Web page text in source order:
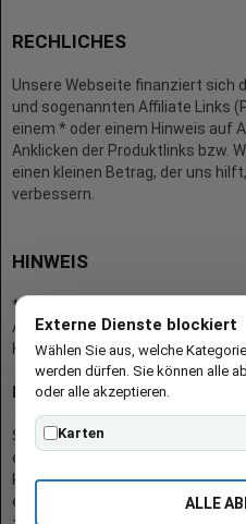
RECHLICHES
Unsere Webseite finanziert sich
und sogenannten Affiliate Links
einem * oder einem Hinweis auf
Anklicken der Produktlinks bzw.
einen kleinen Betrag, der uns
verbessern.
HINWEIS
* = Afilliate-Link (=Werbung)
Als Amazon-Partner verdient
Käufen.
Hinweis zu Preisen und
Sofern Produktpreise und
entsprechen diese dem
können sich auf der verlinkten
eines Produkts gelten die
Externe Dienste blockiert
Wählen Sie aus, welche
werden dürfen. Sie können alle
oder alle akzeptieren.
Karten
ALLE